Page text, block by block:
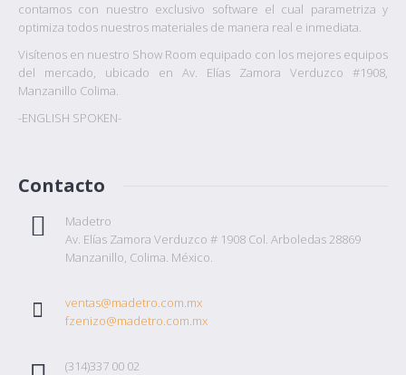
contamos con nuestro exclusivo software el cual parametriza y
optimiza todos nuestros materiales de manera real e inmediata.
Visítenos en nuestro Show Room equipado con los mejores equipos
del mercado, ubicado en Av. Elías Zamora Verduzco #1908,
Manzanillo Colima.
-ENGLISH SPOKEN-
Contacto
Madetro
Av. Elías Zamora Verduzco # 1908 Col. Arboledas 28869
Manzanillo, Colima. México.
ventas@madetro.com.mx
fzenizo@madetro.com.mx
(314)337 00 02